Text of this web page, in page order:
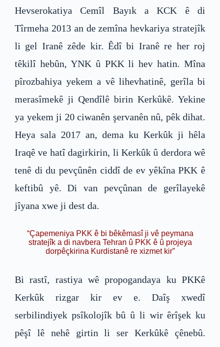
Hevserokatiya Cemîl Bayık a KCK ê di
Tîrmeha 2013 an de zemîna hevkariya stratejîk
li gel Iranê zêde kir. Êdî bi Iranê re her roj
têkilî hebûn, YNK û PKK li hev hatin. Mîna
pîrozbahiya yekem a vê lihevhatinê, gerîla bi
merasîmekê ji Qendîlê birin Kerkûkê. Yekine
ya yekem ji 20 ciwanên şervanên nû, pêk dihat.
Heya sala 2017 an, dema ku Kerkûk ji hêla
Iraqê ve hatî dagirkirin, li Kerkûk û derdora wê
tenê di du pevçûnên ciddî de ev yêkîna PKK ê
keftibû yê. Di van pevçûnan de gerîlayekê
jîyana xwe ji dest da.
“Çapemeniya PKK ê bi bêkêmasî ji vê peymana
stratejîk a di navbera Tehran û PKK ê û projeya
dorpêçkirina Kurdistanê re xizmet kir”
Bi rastî, rastiya wê propogandaya ku PKKê
Kerkûk rizgar kir ev e. Daîş xwedî
serbilindiyek psîkolojîk bû û li wir êrîşek ku
pêşî lê nehê girtin li ser Kerkûkê çênebû.